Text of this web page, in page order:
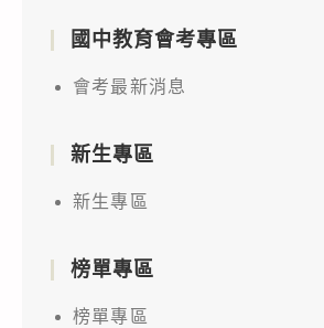
國中教育會考專區
會考最新消息
新生專區
新生專區
榜單專區
榜單專區